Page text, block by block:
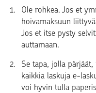
Ole rohkea. Jos et
hoivamaksuun
Jos et itse pysty
auttamaan.
Se tapa, jolla
kaikkia laskuja e-
voi hyvin tulla